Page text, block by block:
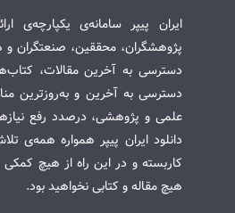
ایران پیپر سامانه‌ی یکپارچه‌ی
پژوهشگران، محققین، صنعتگران
دسترسی به آخرین مقالات،
دسترسی به آخرین و به‌روزترین
علمی و پژوهشی، درصدد رفع
دانلود ایران پیپر همواره همه‌ی
کاربسته و در این راه از هیچ کمکی
هیچ مقاله و کتابی نخواهید بود.